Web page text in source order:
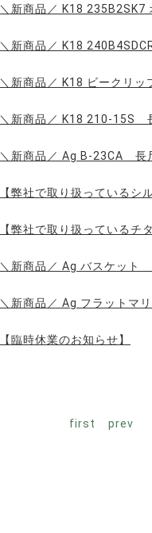
＼新商品／ K18
＼新商品／ K18
＼新商品／ K18 ビークリ
＼新商品／ K18 210-15S
＼新商品／ Ag B-23CA 長
【弊社で取り扱っている
【弊社で取り扱っているチ
＼新商品／ Ag バスケット
＼新商品／ Ag フラットマ
【臨時休業のお知らせ】
first prev